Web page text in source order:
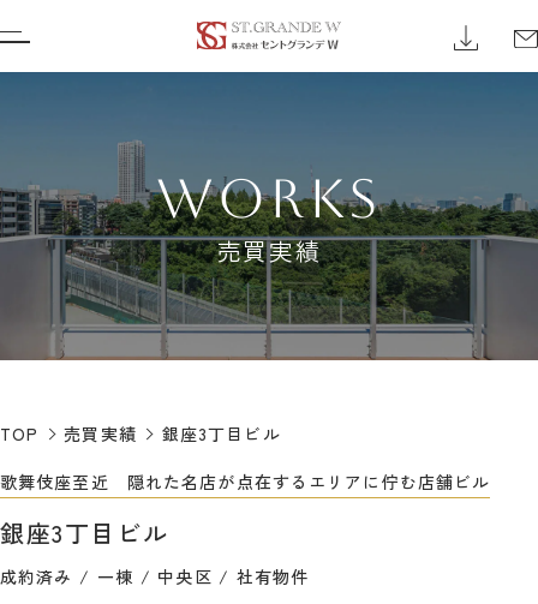
WORKS
売買実績
TOP 売買実績
銀座3丁目ビル
歌舞伎座至近 隠れた名店が点在するエリアに佇む店舗ビル
銀座3丁目ビル
成約済み 一棟 中央区 社有物件